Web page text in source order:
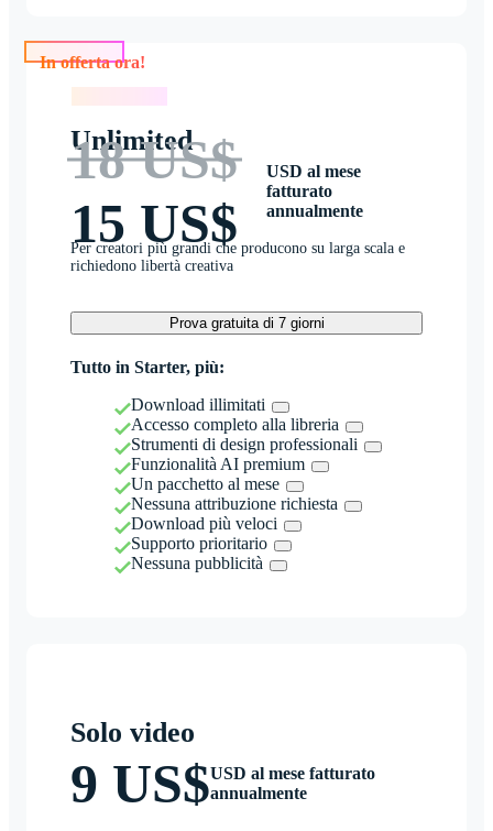
Unlimited
18 US$
15 US$
USD al mese
fatturato
annualmente
Per creatori più grandi che producono su larga scala e
richiedono libertà creativa
Prova gratuita di 7 giorni
Tutto in Starter, più:
Download illimitati
Accesso completo alla libreria
Strumenti di design professionali
Funzionalità AI premium
Un pacchetto al mese
Nessuna attribuzione richiesta
Download più veloci
Supporto prioritario
Nessuna pubblicità
Solo video
9 US$USD al mese fatturato
annualmente